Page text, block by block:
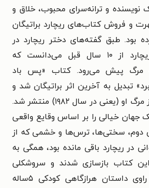
نویسنده و ترانه‌سرای محبوب، خلاق و
و فروش کتاب‌های ریچارد براتیگان
بود. طبق گفته‌های دختر ریچارد در
کتاب خاطراتش، ریچارد از ۱۰ سال قبل می‌دانست که
مرگ پیش می‌رود. کتاب «پس باد
تبدیل به آخرین اثر براتیگان شد و
یکی - دو سال قبل از مرگ او (یعنی در سال ۱۹۸۲) منتشر شد.
جهان خیالی را بر اساس وقایع واقعی
دوم، سختی‌ها، ترس‌ها و خشمی که از
در ریچارد باقی مانده بود، همگی به
کتاب بازسازی شدند و سروشکلی
وهمی پیدا کردند. راوی داستان هراز‌گاهی کودکی ۵ساله